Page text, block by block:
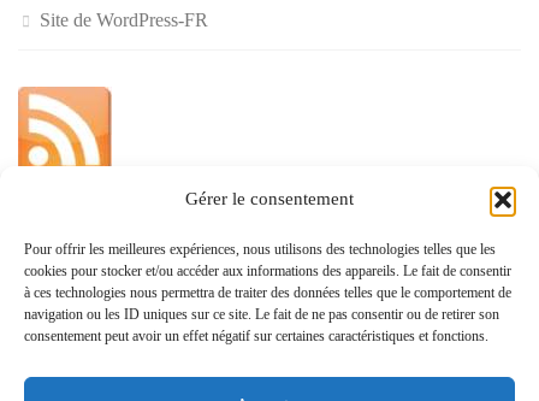
Gérer le consentement
Pour offrir les meilleures expériences, nous utilisons des technologies telles que les
cookies pour stocker et/ou accéder aux informations des appareils. Le fait de consentir
à ces technologies nous permettra de traiter des données telles que le comportement de
navigation ou les ID uniques sur ce site. Le fait de ne pas consentir ou de retirer son
consentement peut avoir un effet négatif sur certaines caractéristiques et fonctions.
Site de WordPress-FR
»
Politique de confidentialité